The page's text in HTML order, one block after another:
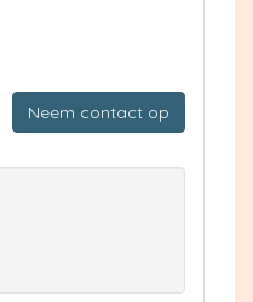
Neem contact op